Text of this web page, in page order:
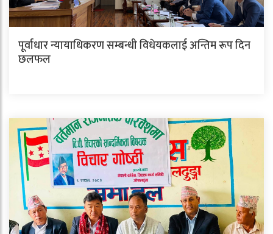
पूर्वाधार न्यायाधिकरण सम्बन्धी विधेयकलाई अन्तिम रूप दिन
छलफल